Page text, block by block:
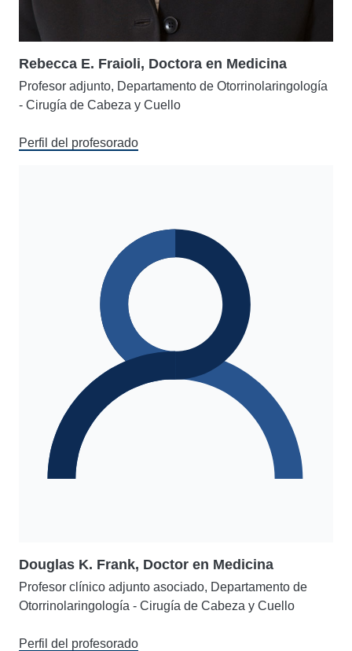
Rebecca E. Fraioli, Doctora en Medicina
Profesor adjunto, Departamento de Otorrinolaringología
- Cirugía de Cabeza y Cuello
Perfil del profesorado
Douglas K. Frank, Doctor en Medicina
Profesor clínico adjunto asociado, Departamento de
Otorrinolaringología - Cirugía de Cabeza y Cuello
Perfil del profesorado